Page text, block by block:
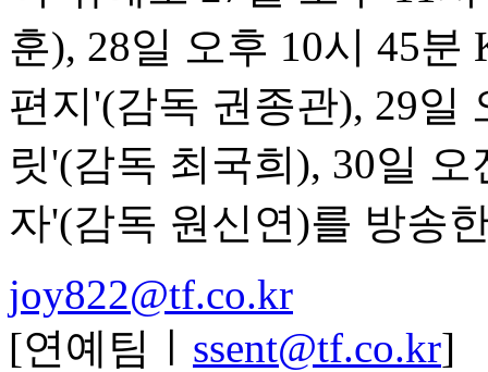
훈), 28일 오후 10시 45
편지'(감독 권종관), 29일
릿'(감독 최국희), 30일
자'(감독 원신연)를 방송
joy822@tf.co.kr
[연예팀ㅣ ssent@tf.co.kr]